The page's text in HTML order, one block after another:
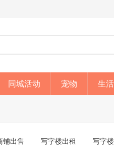
同城活动 宠物 生
铺出售 写字楼出租 写字